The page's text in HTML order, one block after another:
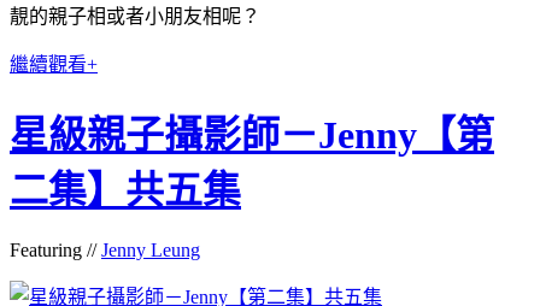
靚的親子相或者小朋友相呢？
繼續觀看+
星級親子攝影師－Jenny【第
二集】共五集
Featuring //Jenny Leung